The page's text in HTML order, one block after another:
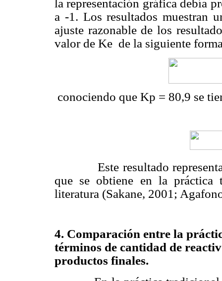
la representación gráfica debía
a -1. Los resultados muestran
ajuste razonable de los
valor de Ke de la siguiente
conociendo que Kp = 80,9 se
Este resultado representa
que se obtiene en la
literatura (Sakane, 2001;
4. Comparación entre la
términos de cantidad de
productos finales.